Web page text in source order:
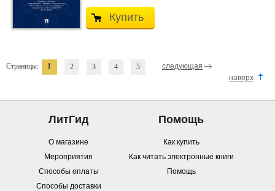
Купить
Страницы: 1 2 3 4 5
следующая
наверх
ЛитГид
О магазине
Мероприятия
Способы оплаты
Способы доставки
Помощь
Как купить
Как читать электронные книги
Помощь